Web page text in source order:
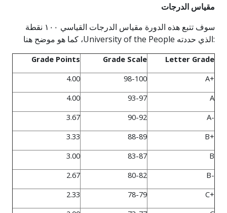
مقياس الدرجات
سوف تتبع هذه الدورة مقياس الدرجات القياسي ١٠٠ نقطة
الذي حددته University of the People ، كما هو موضح هنا:
Letter Grade
Grade Scale
Grade Points
A+
98-100
4.00
A
93-97
4.00
A-
90-92
3.67
B+
88-89
3.33
B
83-87
3.00
B-
80-82
2.67
C+
78-79
2.33